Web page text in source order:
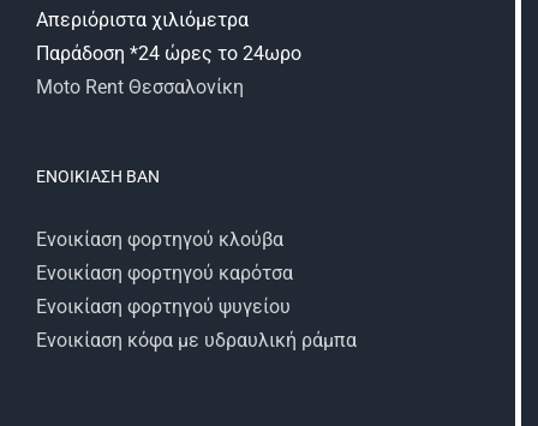
Απεριόριστα χιλιόμετρα
Παράδοση *24 ώρες το 24ωρο
Moto Rent Θεσσαλονίκη
ΕΝΟΙΚΊΑΣΗ ΒΑΝ
Ενοικίαση φορτηγού κλούβα
Ενοικίαση φορτηγού καρότσα
Ενοικίαση φορτηγού ψυγείου
Ενοικίαση κόφα με υδραυλική ράμπα